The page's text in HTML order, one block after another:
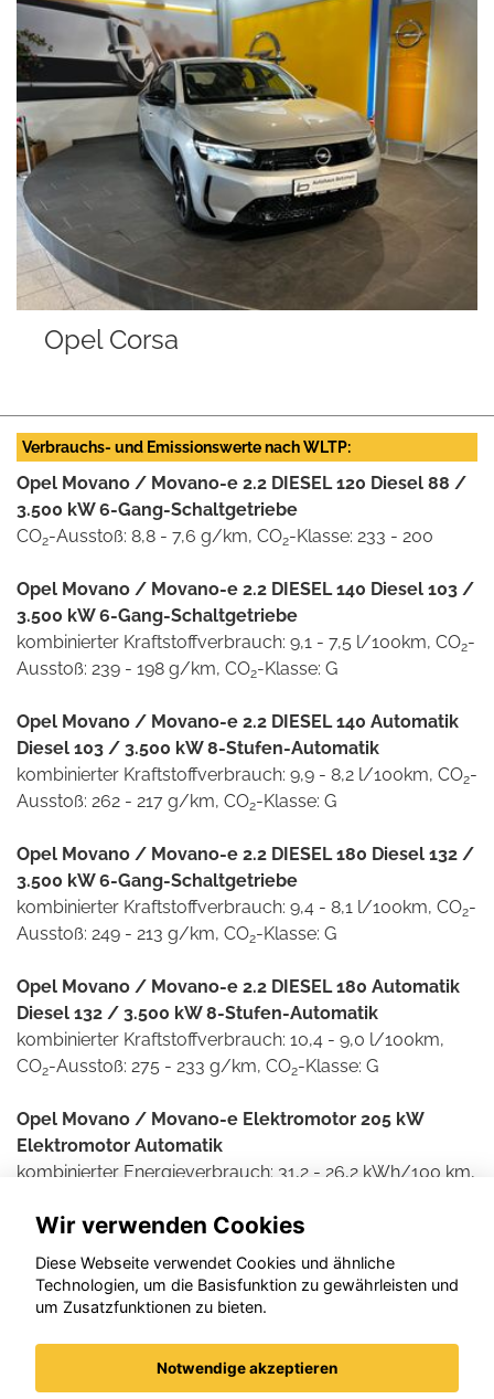
Verbrauchs- und Emissionswerte nach WLTP:
Opel Movano / Movano-e 2.2 DIESEL 120 Diesel 88 /
3.500 kW 6-Gang-Schaltgetriebe
CO2-Ausstoß: 8,8 - 7,6 g/km, CO2-Klasse: 233 - 200
Opel Movano / Movano-e 2.2 DIESEL 140 Diesel 103 /
3.500 kW 6-Gang-Schaltgetriebe
kombinierter Kraftstoffverbrauch: 9,1 - 7,5 l/100km, CO2-
Ausstoß: 239 - 198 g/km, CO2-Klasse: G
Opel Movano / Movano-e 2.2 DIESEL 140 Automatik
Diesel 103 / 3.500 kW 8-Stufen-Automatik
kombinierter Kraftstoffverbrauch: 9,9 - 8,2 l/100km, CO2-
Ausstoß: 262 - 217 g/km, CO2-Klasse: G
Opel Movano / Movano-e 2.2 DIESEL 180 Diesel 132 /
3.500 kW 6-Gang-Schaltgetriebe
kombinierter Kraftstoffverbrauch: 9,4 - 8,1 l/100km, CO2-
Ausstoß: 249 - 213 g/km, CO2-Klasse: G
Opel Movano / Movano-e 2.2 DIESEL 180 Automatik
Diesel 132 / 3.500 kW 8-Stufen-Automatik
kombinierter Kraftstoffverbrauch: 10,4 - 9,0 l/100km,
CO2-Ausstoß: 275 - 233 g/km, CO2-Klasse: G
Opel Movano / Movano-e Elektromotor 205 kW
Elektromotor Automatik
kombinierter Energieverbrauch: 31,2 - 26,2 kWh/100 km,
Weitere Informationen zum offiziellen Kraftstoff- und
Stromverbrauch und den offiziellen spezifischen CO2-
Emissionen neuer Personenkraftwagen können dem
Emissionen neuer Personenkraftwagen' entnommen
werden, der an allen Verkaufsstellen und bei der DAT
Wir verwenden Cookies
Diese Webseite verwendet Cookies und ähnliche
Technologien, um die Basisfunktion zu gewährleisten und
um Zusatzfunktionen zu bieten.
Notwendige akzeptieren